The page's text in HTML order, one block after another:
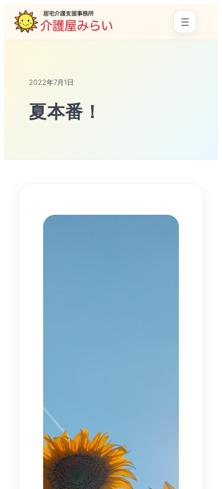
2022年7月1日
夏本番！